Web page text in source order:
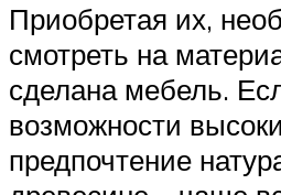
Приобретая их,
смотреть на
сделана мебель.
возможности
предпочтение